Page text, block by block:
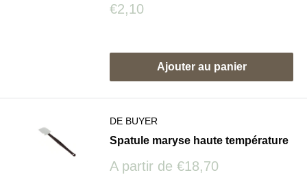
Prix
€2,10
Ajouter au panier
DE BUYER
Spatule maryse haute température
Prix
A partir de €18,70